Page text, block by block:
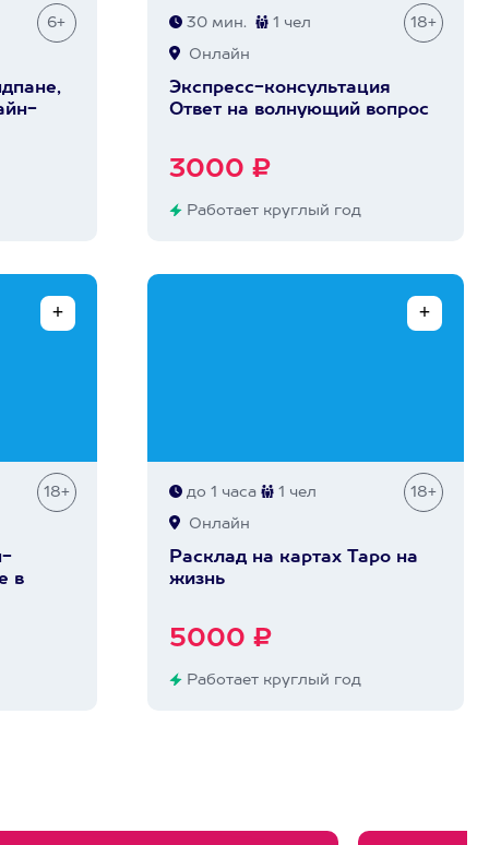
6+ 30 мин. 1 чел 18+
Онлайн
Экспресс-консультация
Ответ на волнующий вопрос
3000 ₽
Работает круглый год
18+
в
до 1 часа 1 чел 18+
Онлайн
Расклад на картах Таро на
жизнь
5000 ₽
Работает круглый год